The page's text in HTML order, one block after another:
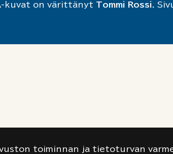
toiminnan ja tietoturvan
kuvat on värittänyt Tommi Rossi.